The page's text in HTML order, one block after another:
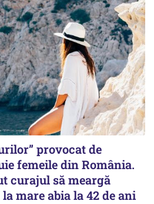
provocat de
femeile din România.
curajul să meargă
mare abia la 42 de ani